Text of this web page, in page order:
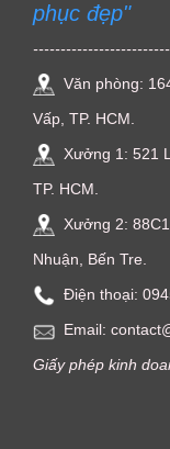
phục đẹp"
Văn phòng:
Vấp, TP. HCM.
Xưởng 1: 521
TP. HCM.
Xưởng 2:
Nhuận, Bến Tre.
Điện thoại:
Email:
Giấy phép kinh